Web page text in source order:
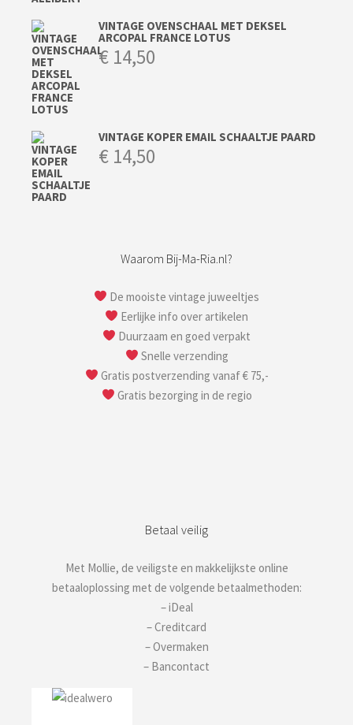
VINTAGE OVENSCHAAL MET DEKSEL
ARCOPAL FRANCE LOTUS
€ 14,50
VINTAGE KOPER EMAIL SCHAALTJE PAARD
€ 14,50
Waarom Bij-Ma-Ria.nl?
De mooiste vintage juweeltjes
Eerlijke info over artikelen
Duurzaam en goed verpakt
Snelle verzending
Gratis postverzending vanaf € 75,-
Gratis bezorging in de regio
Betaal veilig
Met Mollie, de veiligste en makkelijkste online
betaaloplossing met de volgende betaalmethoden:
– iDeal
– Creditcard
– Overmaken
– Bancontact